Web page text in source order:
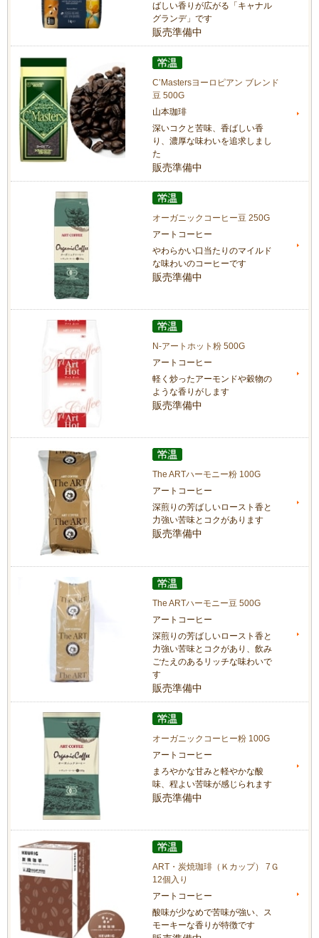
ばしい香りが広がる「キャナル
グランデ」です
販売準備中
C’Mastersヨーロピアン ブレンド
豆 500G
山本珈琲
深いコクと苦味、香ばしい香
り、濃厚な味わいを追求しまし
た
販売準備中
オーガニックコーヒー豆 250G
アートコーヒー
やわらかい口当たりのマイルド
な味わいのコーヒーです
販売準備中
N-アートホット粉 500G
アートコーヒー
軽く炒ったアーモンドや穀物の
ような香りがします
販売準備中
The ARTハーモニー粉 100G
アートコーヒー
深煎りの芳ばしいロースト香と
力強い苦味とコクがあります
販売準備中
The ARTハーモニー豆 500G
アートコーヒー
深煎りの芳ばしいロースト香と
力強い苦味とコクがあり、飲み
ごたえのあるリッチな味わいで
す
販売準備中
オーガニックコーヒー粉 100G
アートコーヒー
まろやかな甘みと軽やかな酸
味、程よい苦味が感じられます
販売準備中
ART・炭焼珈琲（Ｋカップ） 7Ｇ
12個入り
アートコーヒー
酸味が少なめで苦味が強い、ス
モーキーな香りが特徴です